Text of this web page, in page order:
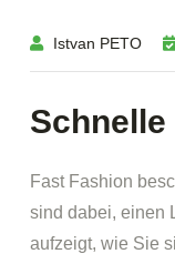
Istvan PETO
Schnelle
Fast Fashion
sind dabei, einen
aufzeigt, wie Sie